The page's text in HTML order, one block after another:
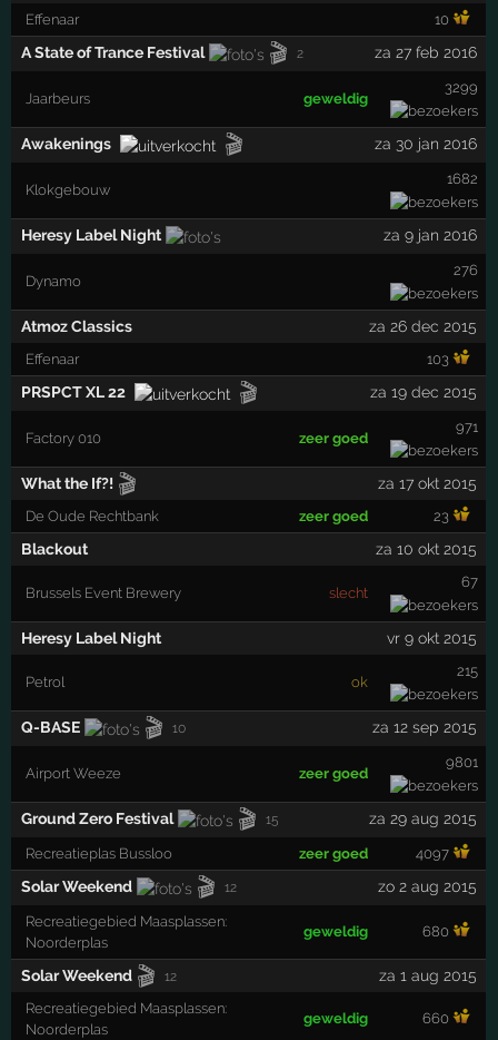
Effenaar 10
A State of Trance Festival 🎬 2 za 27 feb 2016
Jaarbeurs geweldig
3299
Awakenings 🎬 za 30 jan 2016
Klokgebouw
1682
Heresy Label Night za 9 jan 2016
Dynamo
276
Atmoz Classics za 26 dec 2015
Effenaar 103
PRSPCT XL 22 🎬 za 19 dec 2015
Factory 010 zeer goed
971
What the If?! 🎬 za 17 okt 2015
De Oude Rechtbank zeer goed 23
Blackout za 10 okt 2015
Brussels Event Brewery slecht
67
Heresy Label Night vr 9 okt 2015
Petrol ok
215
Q-BASE 🎬 10 za 12 sep 2015
Airport Weeze zeer goed
9801
Ground Zero Festival 🎬 15 za 29 aug 2015
Recreatieplas Bussloo zeer goed 4097
Solar Weekend 🎬 12 zo 2 aug 2015
Recreatiegebied Maasplassen:
Noorderplas
geweldig 680
Solar Weekend 🎬 12 za 1 aug 2015
Recreatiegebied Maasplassen:
Noorderplas
geweldig 660